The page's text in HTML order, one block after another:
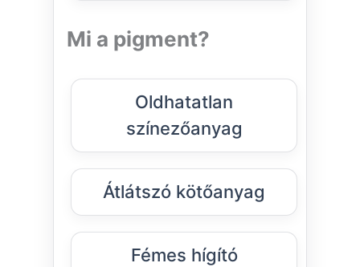
Mi a pigment?
Oldhatatlan
színezőanyag
Átlátszó kötőanyag
Fémes hígító